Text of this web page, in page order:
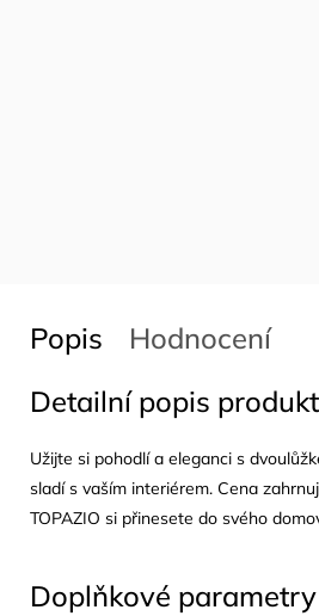
Popis
Hodnocení
Detailní popis
Užijte si pohodlí a eleganci s
sladí s vaším interiérem. Cena
TOPAZIO si přinesete do svého
Doplňkové parametry